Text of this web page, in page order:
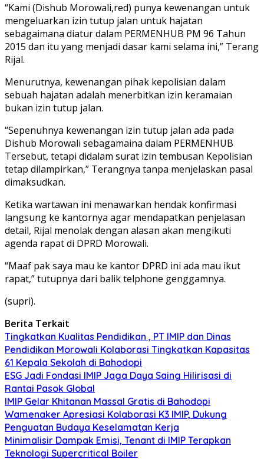
“Kami (Dishub Morowali,red) punya kewenangan untuk
mengeluarkan izin tutup jalan untuk hajatan
sebagaimana diatur dalam PERMENHUB PM 96 Tahun
2015 dan itu yang menjadi dasar kami selama ini,” Terang
Rijal.
Menurutnya, kewenangan pihak kepolisian dalam
sebuah hajatan adalah menerbitkan izin keramaian
bukan izin tutup jalan.
“Sepenuhnya kewenangan izin tutup jalan ada pada
Dishub Morowali sebagamaina dalam PERMENHUB
Tersebut, tetapi didalam surat izin tembusan Kepolisian
tetap dilampirkan,” Terangnya tanpa menjelaskan pasal
dimaksudkan.
Ketika wartawan ini menawarkan hendak konfirmasi
langsung ke kantornya agar mendapatkan penjelasan
detail, Rijal menolak dengan alasan akan mengikuti
agenda rapat di DPRD Morowali.
“Maaf pak saya mau ke kantor DPRD ini ada mau ikut
rapat,” tutupnya dari balik telphone genggamnya.
(supri).
Berita Terkait
Tingkatkan Kualitas Pendidikan , PT IMIP dan Dinas
Pendidikan Morowali Kolaborasi Tingkatkan Kapasitas
61 Kepala Sekolah di Bahodopi
ESG Jadi Fondasi IMIP Jaga Daya Saing Hilirisasi di
Rantai Pasok Global
IMIP Gelar Khitanan Massal Gratis di Bahodopi
Wamenaker Apresiasi Kolaborasi K3 IMIP, Dukung
Penguatan Budaya Keselamatan Kerja
Minimalisir Dampak Emisi, Tenant di IMIP Terapkan
Teknologi Supercritical Boiler